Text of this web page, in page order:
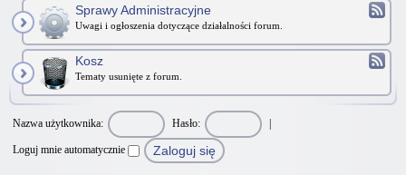
Sprawy Administracyjne
Uwagi i ogłoszenia dotyczące działalności forum.
Kosz
Tematy usunięte z forum.
Nazwa użytkownika: Hasło: |
Loguj mnie automatycznie